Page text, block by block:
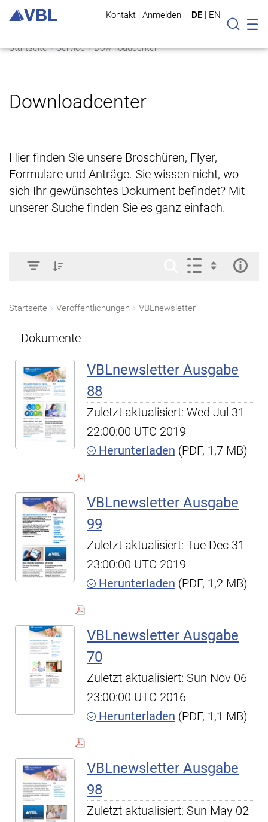
Kontakt | Anmelden DE | EN
Suche
Startseite Service Downloadcenter
Downloadcenter
Hier finden Sie unsere Broschüren, Flyer,
Formulare und Anträge. Sie wissen nicht, wo
sich Ihr gewünschtes Dokument befindet? Mit
unserer Suche finden Sie es ganz einfach.
Startseite Veröffentlichungen VBLnewsletter
Dokumente
VBLnewsletter Ausgabe
88
Zuletzt aktualisiert: Wed Jul 31
22:00:00 UTC 2019
Herunterladen (PDF, 1,7 MB)
VBLnewsletter Ausgabe
99
Zuletzt aktualisiert: Tue Dec 31
23:00:00 UTC 2019
Herunterladen (PDF, 1,2 MB)
VBLnewsletter Ausgabe
70
Zuletzt aktualisiert: Sun Nov 06
23:00:00 UTC 2016
Herunterladen (PDF, 1,1 MB)
VBLnewsletter Ausgabe
98
Zuletzt aktualisiert: Sun May 02